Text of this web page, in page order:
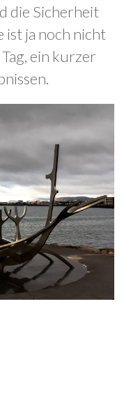
die Sicherheit
ist ja noch nicht
ein kurzer